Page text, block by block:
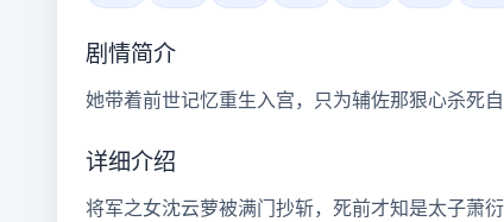
剧情简介
她带着前世记忆重生入宫，只为辅佐那狠心杀死
详细介绍
将军之女沈云萝被满门抄斩，死前才知是太子萧